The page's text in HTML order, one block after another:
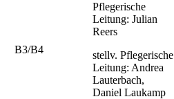
B3/B4
Pflegerische
Leitung: Julian
Reers
stellv. Pflegerische
Leitung: Andrea
Lauterbach,
Daniel Laukamp